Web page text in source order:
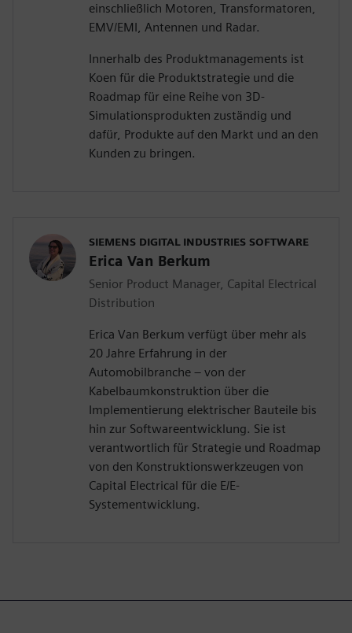
einschließlich Motoren, Transformatoren,
EMV/EMI, Antennen und Radar.
Innerhalb des Produktmanagements ist
Koen für die Produktstrategie und die
Roadmap für eine Reihe von 3D-
Simulationsprodukten zuständig und
dafür, Produkte auf den Markt und an den
Kunden zu bringen.
SIEMENS DIGITAL INDUSTRIES SOFTWARE
Erica Van Berkum
Senior Product Manager, Capital Electrical
Distribution
Erica Van Berkum verfügt über mehr als
20 Jahre Erfahrung in der
Automobilbranche – von der
Kabelbaumkonstruktion über die
Implementierung elektrischer Bauteile bis
hin zur Softwareentwicklung. Sie ist
verantwortlich für Strategie und Roadmap
von den Konstruktionswerkzeugen von
Capital Electrical für die E/E-
Systementwicklung.